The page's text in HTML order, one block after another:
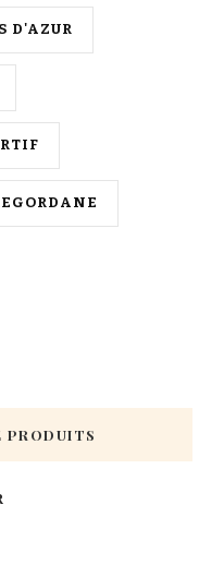
D'AZUR
PRODUITS